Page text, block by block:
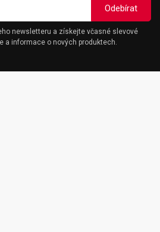
newsletteru a získejte včasné slevové
a informace o nových produktech.